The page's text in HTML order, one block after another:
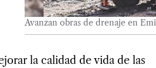
Avanzan obras de drenaje en
la calidad de vida de las